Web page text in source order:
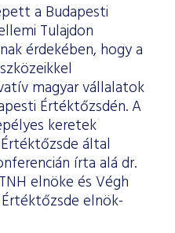
a Budapesti
Tulajdon
érdekében, hogy a
magyar vállalatok
Értéktőzsdén. A
keretek
által
írta alá dr.
elnöke és Végh
elnök-